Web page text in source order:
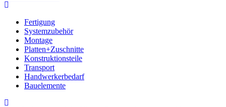
Fertigung
Systemzubehör
Montage
Platten+Zuschnitte
Konstruktionsteile
Transport
Handwerkerbedarf
Bauelemente